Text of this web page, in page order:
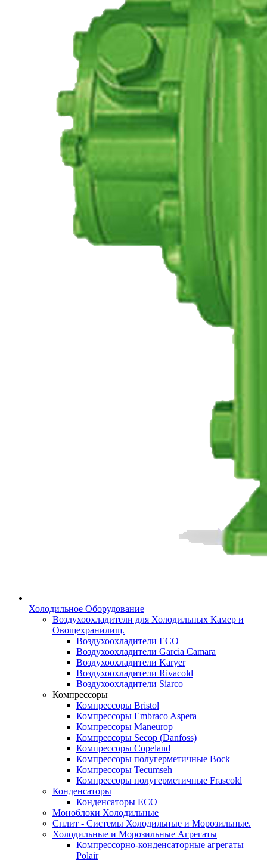
Холодильное Оборудование
Воздухоохладители для Холодильных Камер и
Овощехранилищ.
Воздухоохладители ECO
Воздухоохладители Garcia Camara
Воздухоохладители Karyer
Воздухоохладители Rivacold
Воздухоохладители Siarco
Компрессоры
Компрессоры Bristol
Компрессоры Embraco Aspera
Компрессоры Maneurop
Компрессоры Secop (Danfoss)
Компрессоры Copeland
Компрессоры полугерметичные Bock
Компрессоры Tecumseh
Компрессоры полугерметичные Frascold
Конденсаторы
Конденсаторы ECO
Моноблоки Холодильные
Сплит - Системы Холодильные и Морозильные.
Холодильные и Морозильные Агрегаты
Компрессорно-конденсаторные агрегаты
Polair